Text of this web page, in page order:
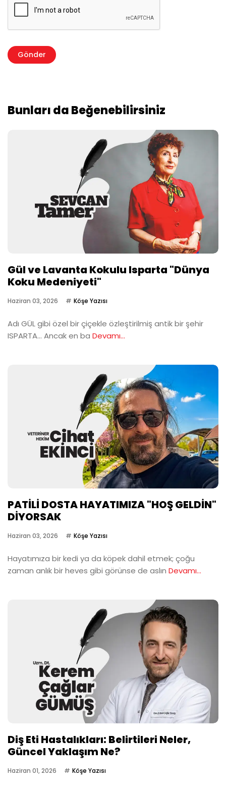
Bunları da Beğenebilirsiniz
Gül ve Lavanta Kokulu Isparta "Dünya
Koku Medeniyeti"
Haziran 03, 2026 Köşe Yazısı
Adı GÜL gibi özel bir çiçekle özleştirilmiş antik bir şehir
ISPARTA… Ancak en ba Devamı...
PATİLİ DOSTA HAYATIMIZA "HOŞ GELDİN"
DİYORSAK
Haziran 03, 2026 Köşe Yazısı
Hayatımıza bir kedi ya da köpek dahil etmek; çoğu
zaman anlık bir heves gibi görünse de aslın Devamı...
Diş Eti Hastalıkları: Belirtileri Neler,
Güncel Yaklaşım Ne?
Haziran 01, 2026 Köşe Yazısı